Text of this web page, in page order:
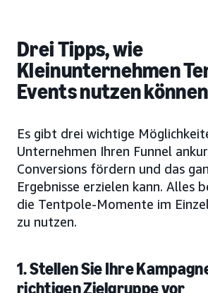
Drei Tipps, wie
Kleinunternehmen
Events nutzen können
Es gibt drei wichtige
Unternehmen Ihren Funnel
Conversions fördern und das
Ergebnisse erzielen kann. Alles
die Tentpole-Momente im
zu nutzen.
1. Stellen Sie Ihre
richtigen Zielgruppe vor